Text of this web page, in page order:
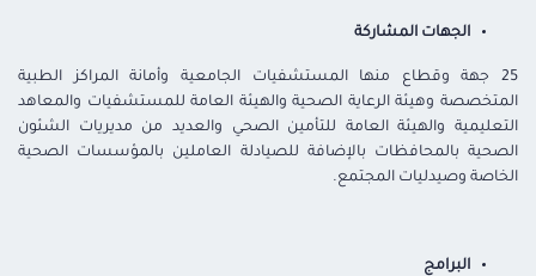
الجهات المشاركة
25 جهة وقطاع منها المستشفيات الجامعية وأمانة المراكز الطبية
المتخصصة وهيئة الرعاية الصحية والهيئة العامة للمستشفيات والمعاهد
التعليمية والهيئة العامة للتأمين الصحي والعديد من مديريات الشئون
الصحية بالمحافظات بالإضافة للصيادلة العاملين بالمؤسسات الصحية
الخاصة وصيدليات المجتمع.
البرامج